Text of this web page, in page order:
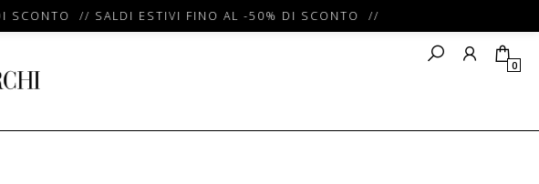
SCONTO // SALDI ESTIVI FINO AL -50% DI SCONTO //
0